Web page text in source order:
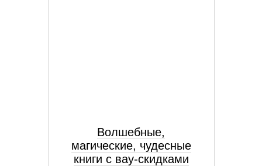
Волшебные,
магические, чудесные
книги с вау-скидками